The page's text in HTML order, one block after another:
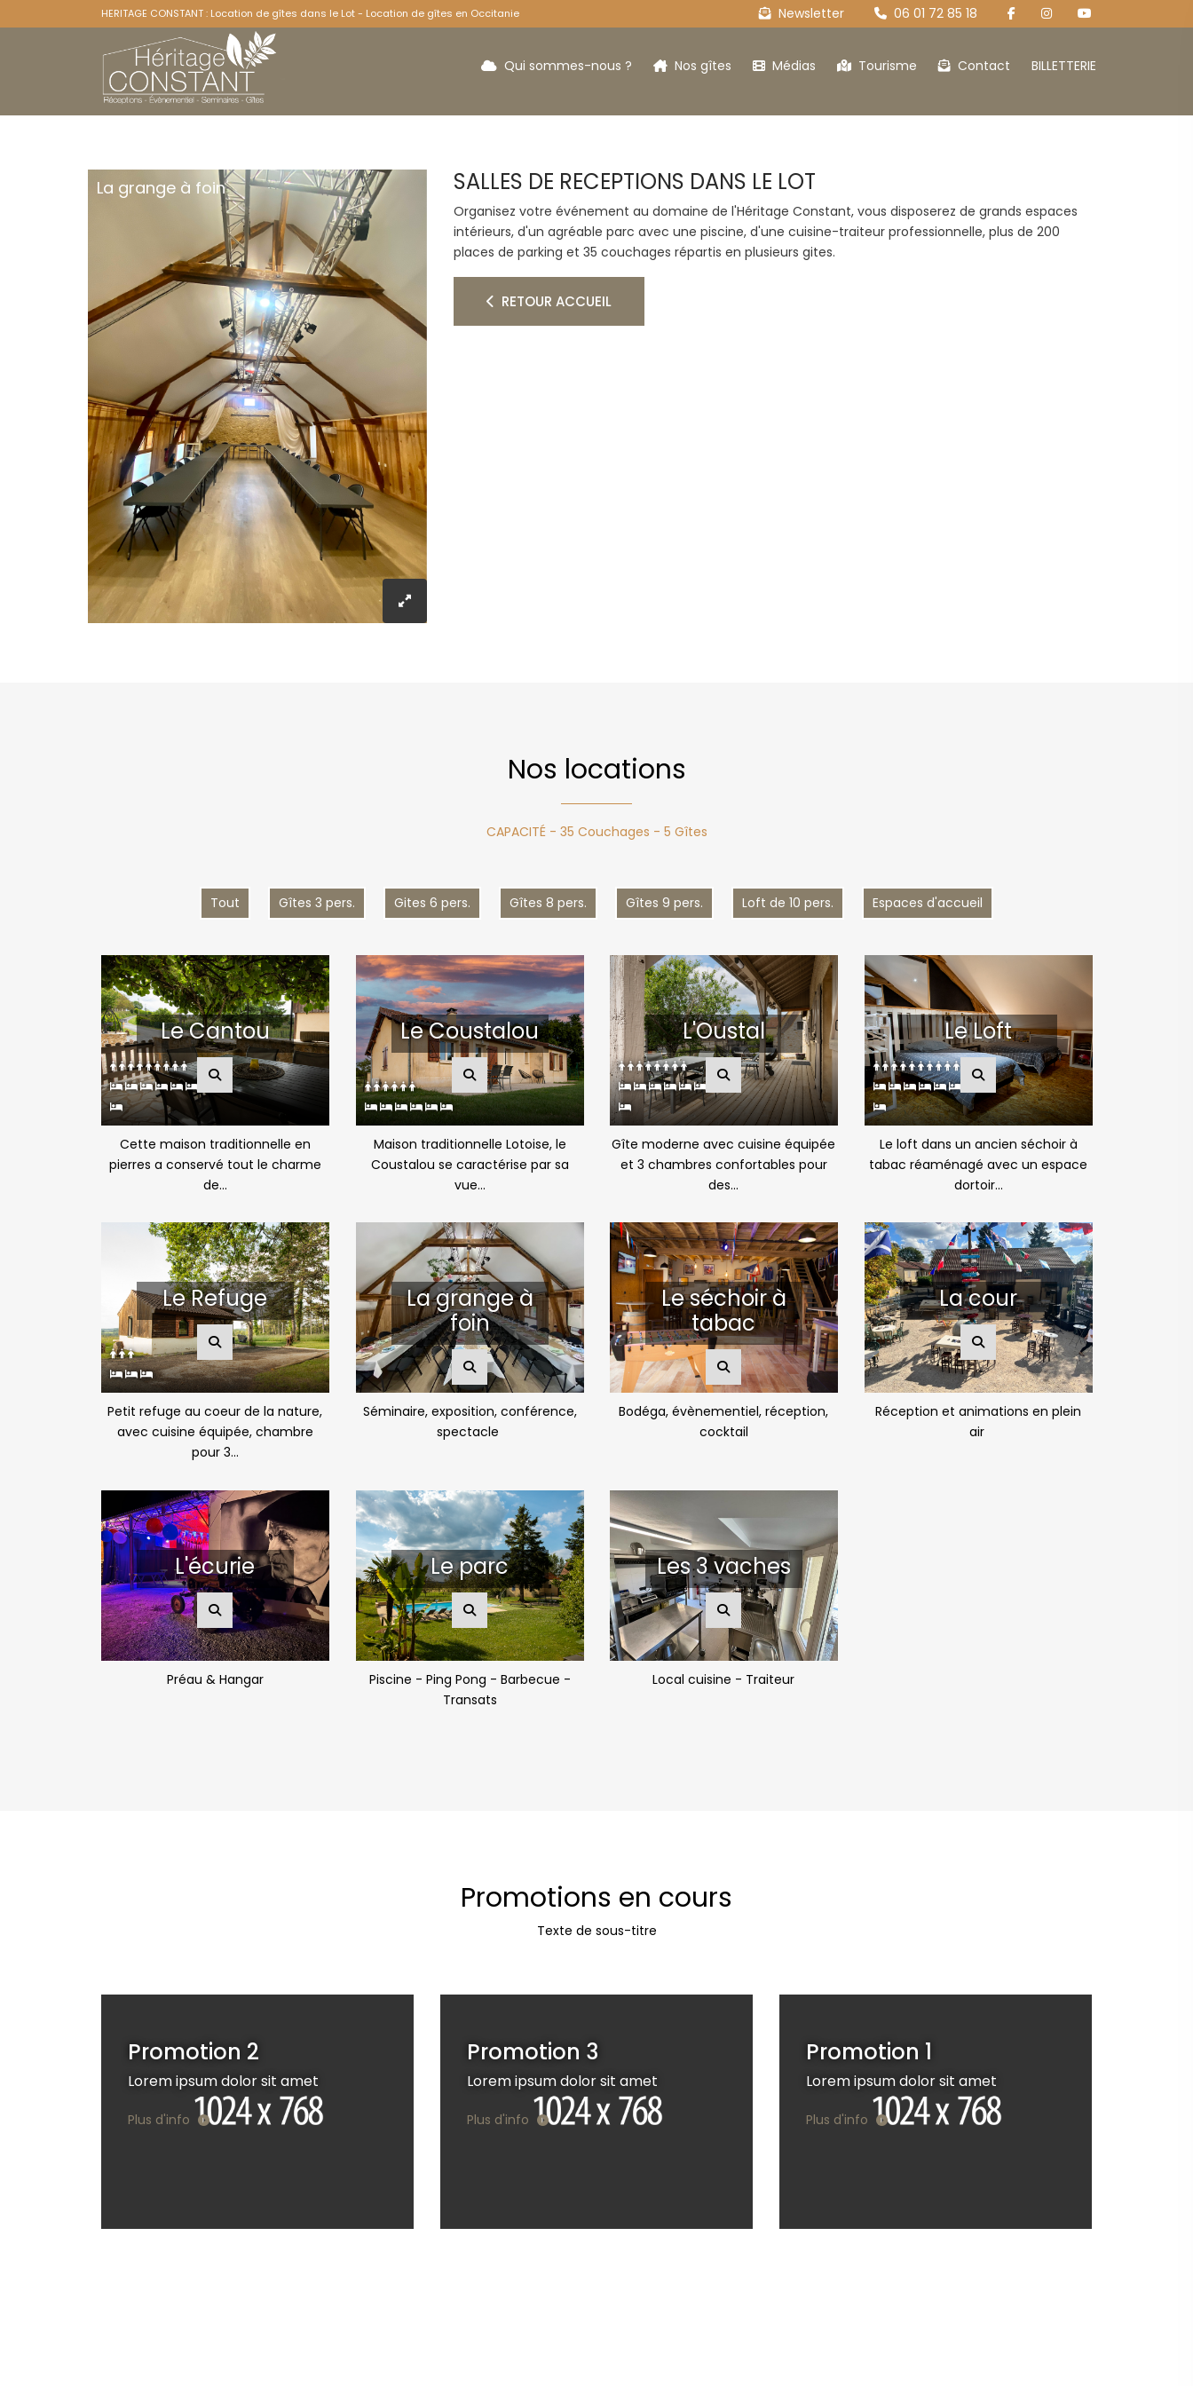
HERITAGE CONSTANT : Location de gîtes dans le Lot - Location de gîtes en Occitanie Newsletter 06 01 72 85 18
Qui sommes-nous ? Nos gîtes Médias Tourisme Contact BILLETTERIE
La grange à foin Le Refuge Le Cantou
SALLES DE RECEPTIONS DANS LE LOT
Organisez votre événement au domaine de l'Héritage Constant, vous disposerez de grands espaces
intérieurs, d'un agréable parc avec une piscine, d'une cuisine-traiteur professionnelle, plus de 200
places de parking et 35 couchages répartis en plusieurs gites.
RETOUR ACCUEIL
Nos locations
CAPACITÉ - 35 Couchages - 5 Gîtes
Tout Gîtes 3 pers. Gites 6 pers. Gîtes 8 pers. Gîtes 9 pers. Loft de 10 pers. Espaces d'accueil
Le Cantou
Cette maison traditionnelle en
pierres a conservé tout le charme
de...
Le Coustalou
Maison traditionnelle Lotoise, le
Coustalou se caractérise par sa
vue...
L'Oustal
Gîte moderne avec cuisine équipée
et 3 chambres confortables pour
des...
Le Loft
Le loft dans un ancien séchoir à
tabac réaménagé avec un espace
dortoir...
Le Refuge
Petit refuge au coeur de la nature,
avec cuisine équipée, chambre
pour 3...
La grange à
foin
Séminaire, exposition, conférence,
spectacle
Le séchoir à
tabac
Bodéga, évènementiel, réception,
cocktail
La cour
Réception et animations en plein
air
L'écurie
Préau & Hangar
Le parc
Piscine - Ping Pong - Barbecue -
Transats
Les 3 vaches
Local cuisine - Traiteur
Promotions en cours
Texte de sous-titre
Promotion 2
Lorem ipsum dolor sit amet
Plus d'info
Promotion 3
Lorem ipsum dolor sit amet
Plus d'info
Promotion 1
Lorem ipsum dolor sit amet
Plus d'info